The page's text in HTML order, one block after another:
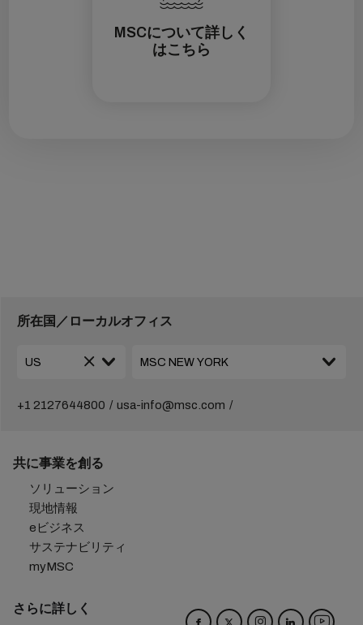
MSCについて詳しく
はこちら
所在国／ローカルオフィス
+1 2127644800 usa-info@msc.com
共に事業を創る
ソリューション
現地情報
eビジネス
サステナビリティ
myMSC
さらに詳しく